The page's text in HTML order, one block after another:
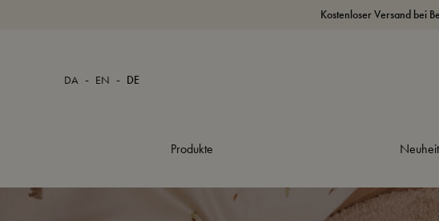
Kostenloser Versand bei
DA - EN - DE
Produkte